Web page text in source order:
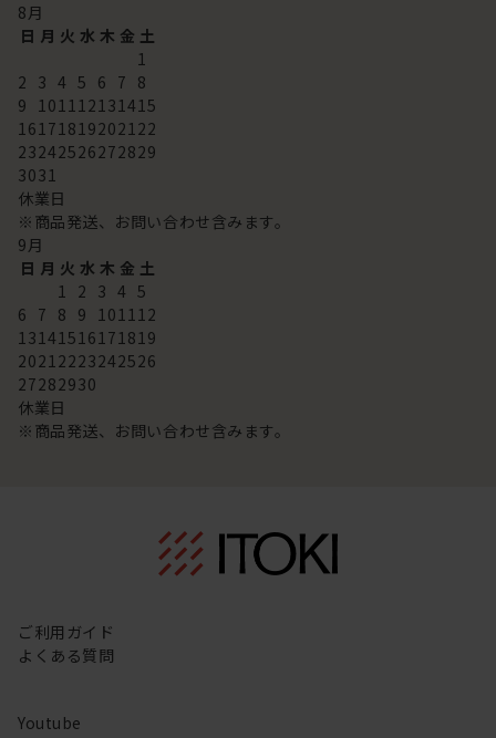
8月
日 月 火 水 木 金 土
1
2 3 4 5 6 7 8
9 101112131415
16171819202122
23242526272829
3031
休業日
※商品発送、お問い合わせ含みます。
9月
日 月 火 水 木 金 土
1 2 3 4 5
6 7 8 9 101112
13141516171819
20212223242526
27282930
休業日
※商品発送、お問い合わせ含みます。
ご利用ガイド
よくある質問
Youtube